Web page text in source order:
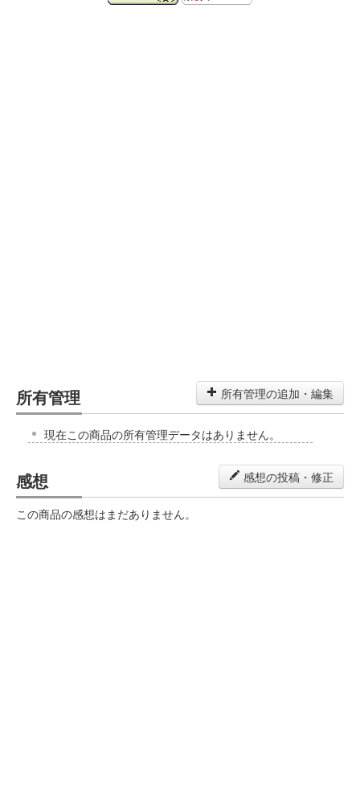
所有管理 所有管理の追加・編集
現在この商品の所有管理データはありません。
感想 感想の投稿・修正
この商品の感想はまだありません。